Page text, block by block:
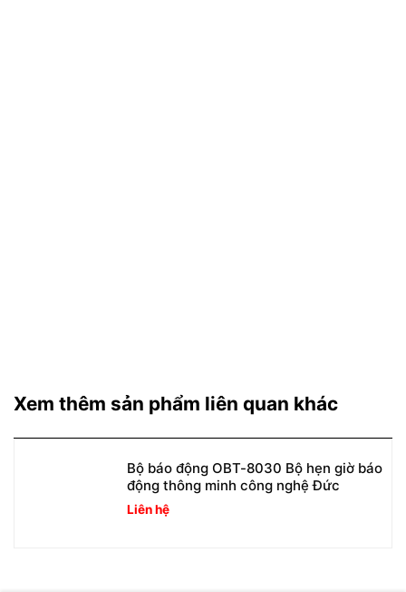
Xem thêm sản phẩm liên quan khác
Bộ báo động OBT-8030 Bộ hẹn giờ báo
động thông minh công nghệ Đức
Liên hệ